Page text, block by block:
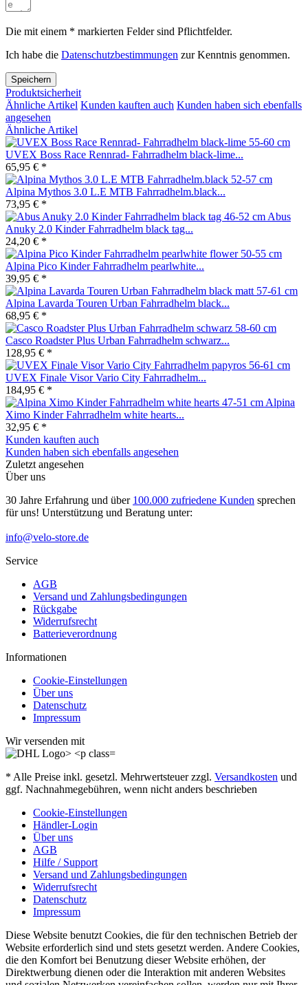
Die mit einem * markierten Felder sind Pflichtfelder.
Ich habe die Datenschutzbestimmungen zur Kenntnis genommen.
Speichern
Produktsicherheit
Ähnliche Artikel Kunden kauften auch Kunden haben sich ebenfalls
angesehen
Ähnliche Artikel
UVEX Boss Race Rennrad- Fahrradhelm black-lime...
65,95 € *
Alpina Mythos 3.0 L.E MTB Fahrradhelm.black...
73,95 € *
Abus
Anuky 2.0 Kinder Fahrradhelm black tag...
24,20 € *
Alpina Pico Kinder Fahrradhelm pearlwhite...
39,95 € *
Alpina Lavarda Touren Urban Fahrradhelm black...
68,95 € *
Casco Roadster Plus Urban Fahrradhelm schwarz...
128,95 € *
UVEX Finale Visor Vario City Fahrradhelm...
184,95 € *
Alpina
Ximo Kinder Fahrradhelm white hearts...
32,95 € *
Kunden kauften auch
Kunden haben sich ebenfalls angesehen
Zuletzt angesehen
Über uns
30 Jahre Erfahrung und über 100.000 zufriedene Kunden sprechen
für uns! Unterstützung und Beratung unter:
info@velo-store.de
Service
AGB
Versand und Zahlungsbedingungen
Rückgabe
Widerrufsrecht
Batterieverordnung
Informationen
Cookie-Einstellungen
Über uns
Datenschutz
Impressum
Wir versenden mit
* Alle Preise inkl. gesetzl. Mehrwertsteuer zzgl. Versandkosten und
ggf. Nachnahmegebühren, wenn nicht anders beschrieben
Cookie-Einstellungen
Händler-Login
Über uns
AGB
Hilfe / Support
Versand und Zahlungsbedingungen
Widerrufsrecht
Datenschutz
Impressum
Diese Website benutzt Cookies, die für den technischen Betrieb der
Website erforderlich sind und stets gesetzt werden. Andere Cookies,
die den Komfort bei Benutzung dieser Website erhöhen, der
Direktwerbung dienen oder die Interaktion mit anderen Websites